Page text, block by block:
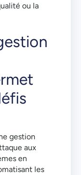
ou la
gestion
aux
en
les